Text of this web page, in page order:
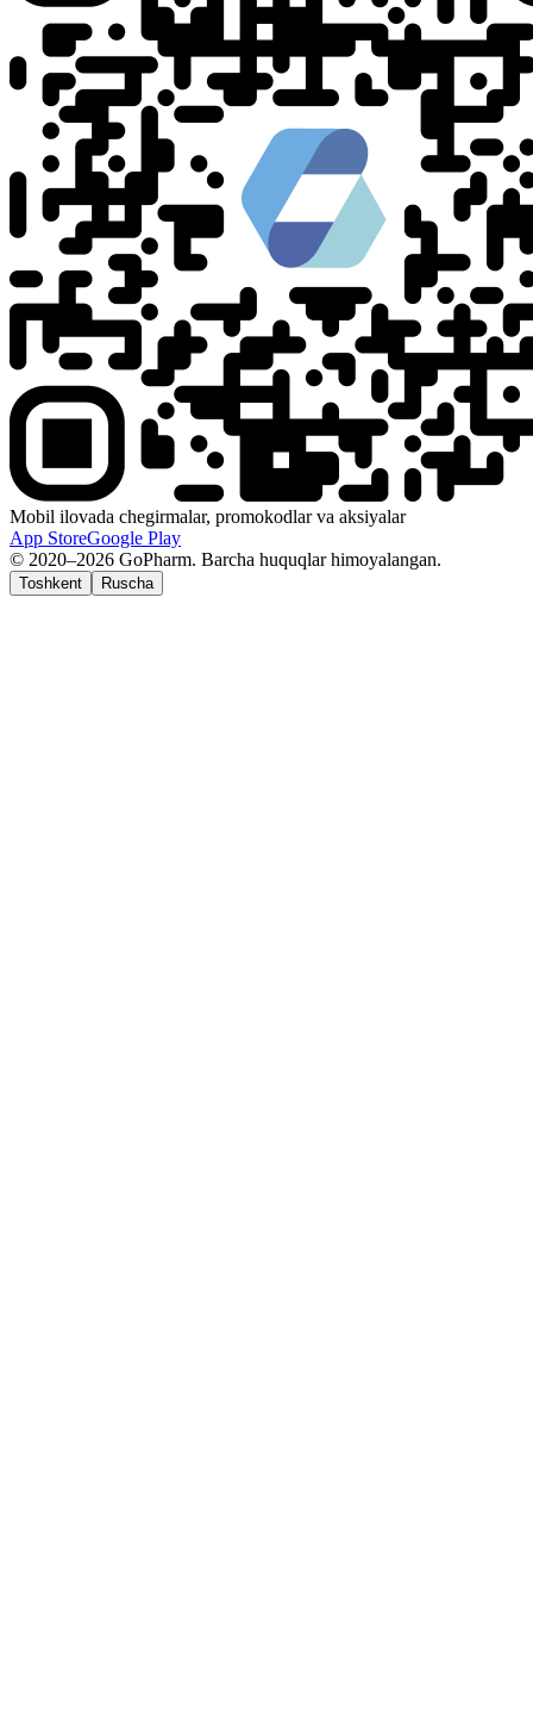
Mobil ilovada chegirmalar, promokodlar va aksiyalar
App StoreGoogle Play
© 2020–2026 GoPharm. Barcha huquqlar himoyalangan.
Toshkent Ruscha